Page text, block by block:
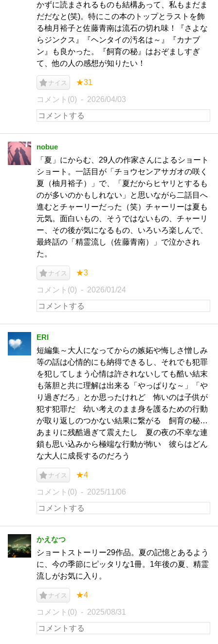
かずに読まされるものも結構あって、私もまだま
だだなと(笑)。特にこの本のトップとラストを飾
る柚月裕子と佐藤青南は流石の切れ味！『さよな
らジンクス』『ヘンタイの汚名は～』『カナブ
ン』も良かった。『飼育の秘』はおぞましすぎ
て、他の人の感想が知りたい！
ナイス ★31
コメント(0) 2026/04/03
nobue
「夏」にからむ、29人の作家さんによるショート
ショート。一話目が「チョウセンアサガオの咲く
夏（柚月裕子）」で、「夏だからヒヤリとするも
のが多いのかもしれない」と思いながら二話目へ
進むとチャーリーだった（笑）チャーリーは夏も
元気。面白いもの、そうではないもの、チャーリ
ー、その後が気になるもの、いろいろ楽しんで、
最終話の「精霊流し（佐藤青南）」で泣かされ
た。
ナイス ★3
コメント(0) 2026/01/24
ERI
短編集～大人になってからの嫉妬や悔しさ憎しみ
等の話は心情的にも納得できるし、それでも犯罪
を犯してしまう心情は許されないしても酷い結末
も落胆と共に理解は出来る「やっぱりな～」「や
り過ぎだろ」とか思ったけれど 怖いのは子供が
犯す犯罪だ 幼い考えのまま身を護るための行動
が取り返しのつかない結果に繋がる 飼育の秘…
あまりに残酷過ぎて震えたし 夏の夜の不幸な連
鎖も思い込みから極端な行動が怖い 彼らはどん
な大人に成長するのだろう
ナイス ★4
コメント(0) 2025/11/06
かえなつ
ショートストーリー29作品。夏の記憶とあるよう
に、今の季節にピッタリな1冊。1年後の夏、精霊
流しがお気に入り。
ナイス ★4
コメント(0) 2025/08/31